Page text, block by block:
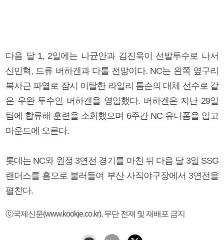
다음 달 1, 2일에는 나균안과 김진욱이 선발투수로 나서
신민혁, 드류 버하겐과 다툴 전망이다. NC는 왼쪽 옆구리
복사근 파열로 잠시 이탈한 라일리 톰슨의 대체 선수로 같
은 우완 투수인 버하겐을 영입했다. 버하겐은 지난 29일
팀에 합류해 훈련을 소화했으며 6주간 NC 유니폼을 입고
마운드에 오른다.
롯데는 NC와 원정 3연전 경기를 마친 뒤 다음 달 3일 SSG
랜더스를 홈으로 불러들여 부산 사직야구장에서 3연전을
펼친다.
ⓒ국제신문(www.kookje.co.kr), 무단 전재 및 재배포 금지